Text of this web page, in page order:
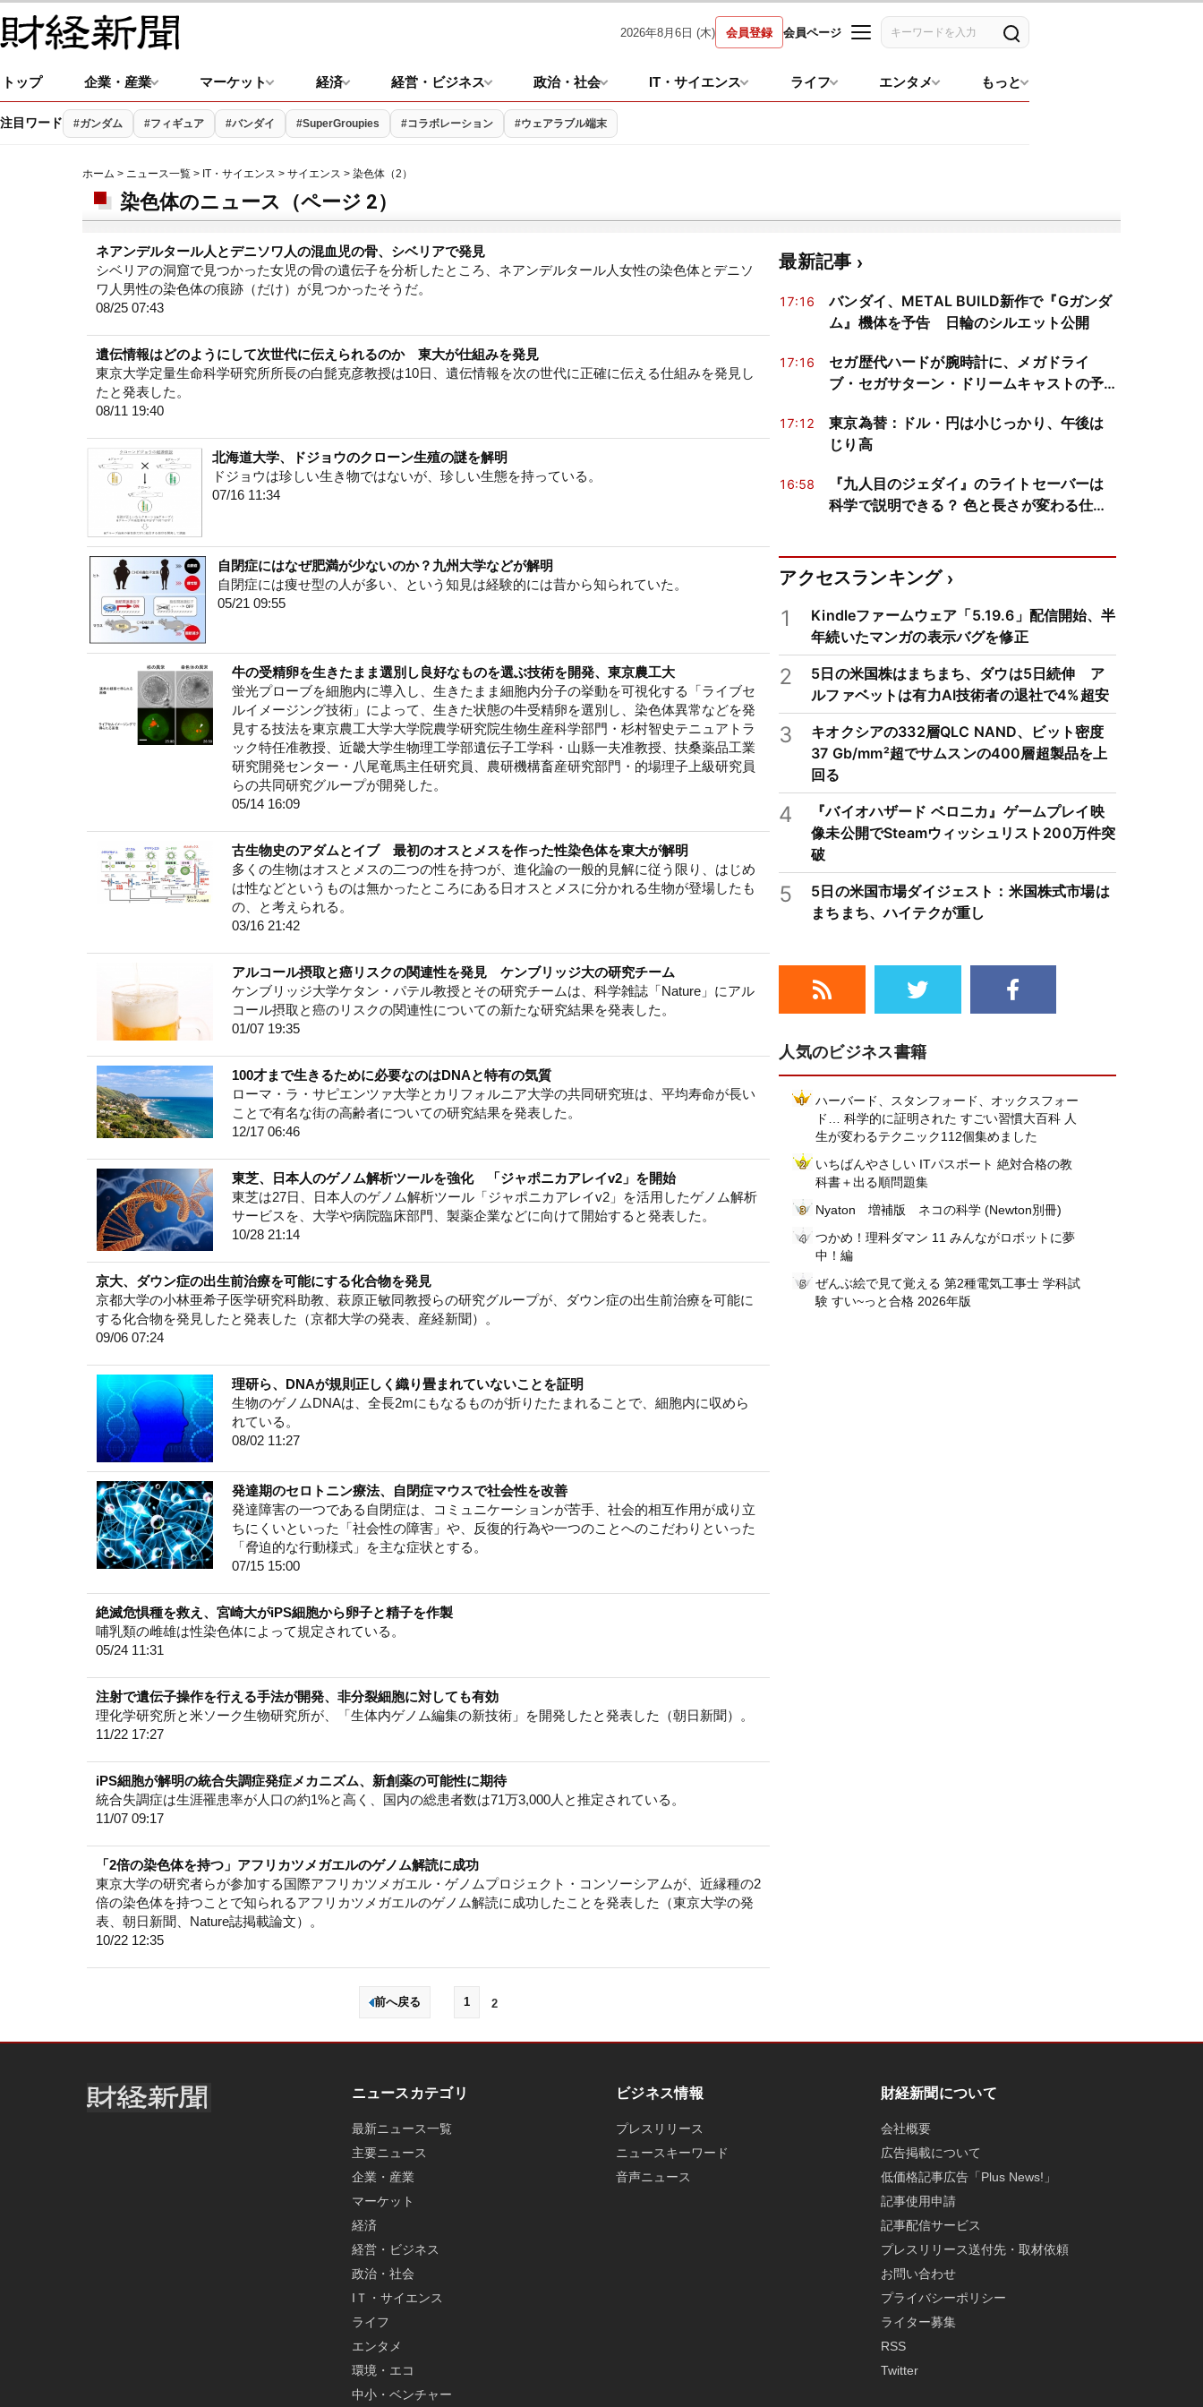
2026年8月6日 (木) 会員登録 会員ページ
記事を検索
トップ 企業・産業 マーケット 経済 経営・ビジネス 政治・社会 IT・サイエンス ライフ エンタメ もっと
注目ワード #ガンダム #フィギュア #バンダイ #SuperGroupies #コラボレーション #ウェアラブル端末
ホーム > ニュース一覧 > IT・サイエンス > サイエンス > 染色体（2）
染色体のニュース（ページ 2）
ネアンデルタール人とデニソワ人の混血児の骨、シベリアで発見
シベリアの洞窟で見つかった女児の骨の遺伝子を分析したところ、ネアンデルタール人女性の染色体とデニソ
ワ人男性の染色体の痕跡（だけ）が見つかったそうだ。
08/25 07:43
遺伝情報はどのようにして次世代に伝えられるのか 東大が仕組みを発見
東京大学定量生命科学研究所所長の白髭克彦教授は10日、遺伝情報を次の世代に正確に伝える仕組みを発見し
たと発表した。
08/11 19:40
北海道大学、ドジョウのクローン生殖の謎を解明
ドジョウは珍しい生き物ではないが、珍しい生態を持っている。
07/16 11:34
自閉症にはなぜ肥満が少ないのか？九州大学などが解明
自閉症には痩せ型の人が多い、という知見は経験的には昔から知られていた。
05/21 09:55
牛の受精卵を生きたまま選別し良好なものを選ぶ技術を開発、東京農工大
蛍光プローブを細胞内に導入し、生きたまま細胞内分子の挙動を可視化する「ライブセ
ルイメージング技術」によって、生きた状態の牛受精卵を選別し、染色体異常などを発
見する技法を東京農工大学大学院農学研究院生物生産科学部門・杉村智史テニュアトラ
ック特任准教授、近畿大学生物理工学部遺伝子工学科・山縣一夫准教授、扶桑薬品工業
研究開発センター・八尾竜馬主任研究員、農研機構畜産研究部門・的場理子上級研究員
らの共同研究グループが開発した。
05/14 16:09
古生物史のアダムとイブ 最初のオスとメスを作った性染色体を東大が解明
多くの生物はオスとメスの二つの性を持つが、進化論の一般的見解に従う限り、はじめ
は性などというものは無かったところにある日オスとメスに分かれる生物が登場したも
の、と考えられる。
03/16 21:42
アルコール摂取と癌リスクの関連性を発見 ケンブリッジ大の研究チーム
ケンブリッジ大学ケタン・パテル教授とその研究チームは、科学雑誌「Nature」にアル
コール摂取と癌のリスクの関連性についての新たな研究結果を発表した。
01/07 19:35
100才まで生きるために必要なのはDNAと特有の気質
ローマ・ラ・サピエンツァ大学とカリフォルニア大学の共同研究班は、平均寿命が長い
ことで有名な街の高齢者についての研究結果を発表した。
12/17 06:46
東芝、日本人のゲノム解析ツールを強化 「ジャポニカアレイv2」を開始
東芝は27日、日本人のゲノム解析ツール「ジャポニカアレイv2」を活用したゲノム解析
サービスを、大学や病院臨床部門、製薬企業などに向けて開始すると発表した。
10/28 21:14
京大、ダウン症の出生前治療を可能にする化合物を発見
京都大学の小林亜希子医学研究科助教、萩原正敏同教授らの研究グループが、ダウン症の出生前治療を可能に
する化合物を発見したと発表した（京都大学の発表、産経新聞）。
09/06 07:24
理研ら、DNAが規則正しく織り畳まれていないことを証明
生物のゲノムDNAは、全長2mにもなるものが折りたたまれることで、細胞内に収めら
れている。
08/02 11:27
発達期のセロトニン療法、自閉症マウスで社会性を改善
発達障害の一つである自閉症は、コミュニケーションが苦手、社会的相互作用が成り立
ちにくいといった「社会性の障害」や、反復的行為や一つのことへのこだわりといった
「脅迫的な行動様式」を主な症状とする。
07/15 15:00
絶滅危惧種を救え、宮崎大がiPS細胞から卵子と精子を作製
哺乳類の雌雄は性染色体によって規定されている。
05/24 11:31
注射で遺伝子操作を行える手法が開発、非分裂細胞に対しても有効
理化学研究所と米ソーク生物研究所が、「生体内ゲノム編集の新技術」を開発したと発表した（朝日新聞）。
11/22 17:27
iPS細胞が解明の統合失調症発症メカニズム、新創薬の可能性に期待
統合失調症は生涯罹患率が人口の約1%と高く、国内の総患者数は71万3,000人と推定されている。
11/07 09:17
「2倍の染色体を持つ」アフリカツメガエルのゲノム解読に成功
東京大学の研究者らが参加する国際アフリカツメガエル・ゲノムプロジェクト・コンソーシアムが、近縁種の2
倍の染色体を持つことで知られるアフリカツメガエルのゲノム解読に成功したことを発表した（東京大学の発
表、朝日新聞、Nature誌掲載論文）。
10/22 12:35
前へ戻る 1 2
最新記事
17:16
バンダイ、METAL BUILD新作で『Gガンダ
ム』機体を予告 日輪のシルエット公開
17:16
セガ歴代ハードが腕時計に、メガドライ
ブ・セガサターン・ドリームキャストの予
17:12
東京為替：ドル・円は小じっかり、午後は
じり高
16:58
『九人目のジェダイ』のライトセーバーは
科学で説明できる？ 色と長さが変わる仕組
アクセスランキング
1
Kindleファームウェア「5.19.6」配信開始、半
年続いたマンガの表示バグを修正
2
5日の米国株はまちまち、ダウは5日続伸 ア
ルファベットは有力AI技術者の退社で4%超安
3
キオクシアの332層QLC NAND、ビット密度
37 Gb/mm²超でサムスンの400層超製品を上
回る
4
『バイオハザード ベロニカ』ゲームプレイ映
像未公開でSteamウィッシュリスト200万件突
破
5
5日の米国市場ダイジェスト：米国株式市場は
まちまち、ハイテクが重し
人気のビジネス書籍
ハーバード、スタンフォード、オックスフォー
ド… 科学的に証明された すごい習慣大百科 人
生が変わるテクニック112個集めました
いちばんやさしい ITパスポート 絶対合格の教
科書＋出る順問題集
Nyaton 増補版 ネコの科学 (Newton別冊)
つかめ！理科ダマン 11 みんながロボットに夢
中！編
ぜんぶ絵で見て覚える 第2種電気工事士 学科試
験 すい~っと合格 2026年版
ニュースカテゴリ
最新ニュース一覧
主要ニュース
企業・産業
マーケット
経済
経営・ビジネス
政治・社会
IＴ・サイエンス
ライフ
エンタメ
環境・エコ
中小・ベンチャー
ビジネス情報
プレスリリース
ニュースキーワード
音声ニュース
財経新聞について
会社概要
広告掲載について
低価格記事広告「Plus News!」
記事使用申請
記事配信サービス
プレスリリース送付先・取材依頼
お問い合わせ
プライバシーポリシー
ライター募集
RSS
Twitter